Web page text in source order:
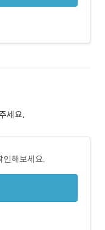
세요.
인해보세요.